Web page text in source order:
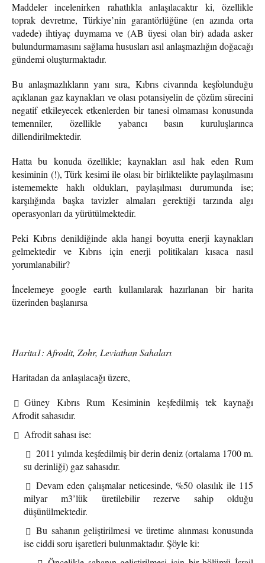
Maddeler incelenirken rahatlıkla anlaşılacaktır ki, özellikle
toprak devretme, Türkiye’nin garantörlüğüne (en azında orta
vadede) ihtiyaç duymama ve (AB üyesi olan bir) adada asker
bulundurmamasını sağlama hususları asıl anlaşmazlığın doğacağı
gündemi oluşturmaktadır.
Bu anlaşmazlıkların yanı sıra, Kıbrıs civarında keşfolunduğu
açıklanan gaz kaynakları ve olası potansiyelin de çözüm sürecini
negatif etkileyecek etkenlerden bir tanesi olmaması konusunda
temenniler, özellikle yabancı basın kuruluşlarınca
dillendirilmektedir.
Hatta bu konuda özellikle; kaynakları asıl hak eden Rum
kesiminin (!), Türk kesimi ile olası bir birliktelikte paylaşılmasını
istememekte haklı oldukları, paylaşılması durumunda ise;
karşılığında başka tavizler almaları gerektiği tarzında algı
operasyonları da yürütülmektedir.
Peki Kıbrıs denildiğinde akla hangi boyutta enerji kaynakları
gelmektedir ve Kıbrıs için enerji politikaları kısaca nasıl
yorumlanabilir?
İncelemeye google earth kullanılarak hazırlanan bir harita
üzerinden başlanırsa
Harita1: Afrodit, Zohr, Leviathan Sahaları
Haritadan da anlaşılacağı üzere,
Güney Kıbrıs Rum Kesiminin keşfedilmiş tek kaynağı
Afrodit sahasıdır.
Afrodit sahası ise:
2011 yılında keşfedilmiş bir derin deniz (ortalama 1700 m.
su derinliği) gaz sahasıdır.
Devam eden çalışmalar neticesinde, %50 olasılık ile 115
milyar m3’lük üretilebilir rezerve sahip olduğu
düşünülmektedir.
Bu sahanın geliştirilmesi ve üretime alınması konusunda
ise ciddi soru işaretleri bulunmaktadır. Şöyle ki: